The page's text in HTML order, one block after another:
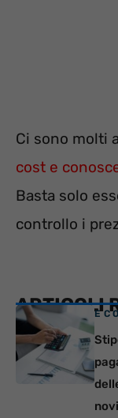
Ci sono molti
cost e
Basta solo
controllo i
ARTICOLI